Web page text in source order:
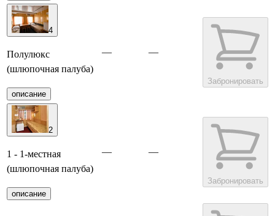
4
Полулюкс
(шлюпочная палуба)
описание
— —
Забронировать
2
1 - 1-местная
(шлюпочная палуба)
описание
— —
Забронировать